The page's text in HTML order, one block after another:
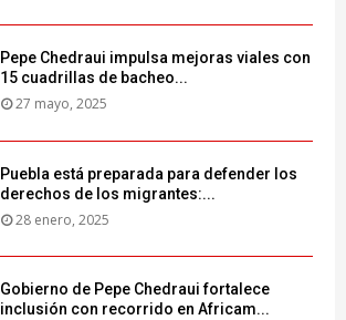
Pepe Chedraui impulsa mejoras viales con
15 cuadrillas de bacheo...
27 mayo, 2025
Puebla está preparada para defender los
derechos de los migrantes:...
28 enero, 2025
Gobierno de Pepe Chedraui fortalece
inclusión con recorrido en Africam...